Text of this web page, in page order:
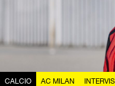
CALCIO AC MILAN